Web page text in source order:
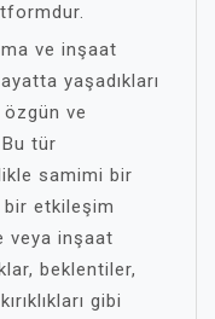
ve inşaat
yaşadıkları
ve
tür
samimi bir
bir etkileşim
veya inşaat
beklentiler,
gibi